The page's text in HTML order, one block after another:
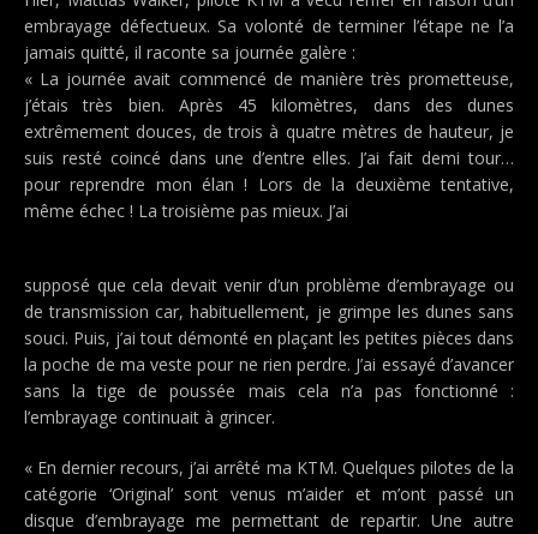
embrayage défectueux. Sa volonté de terminer l’étape ne l’a
jamais quitté, il raconte sa journée galère :
« La journée avait commencé de manière très prometteuse,
j’étais très bien. Après 45 kilomètres, dans des dunes
extrêmement douces, de trois à quatre mètres de hauteur, je
suis resté coincé dans une d’entre elles. J’ai fait demi tour…
pour reprendre mon élan ! Lors de la deuxième tentative,
même échec ! La troisième pas mieux. J’ai
supposé que cela devait venir d’un problème d’embrayage ou
de transmission car, habituellement, je grimpe les dunes sans
souci. Puis, j’ai tout démonté en plaçant les petites pièces dans
la poche de ma veste pour ne rien perdre. J’ai essayé d’avancer
sans la tige de poussée mais cela n’a pas fonctionné :
l’embrayage continuait à grincer.
« En dernier recours, j’ai arrêté ma KTM. Quelques pilotes de la
catégorie ‘Original’ sont venus m’aider et m’ont passé un
disque d’embrayage me permettant de repartir. Une autre